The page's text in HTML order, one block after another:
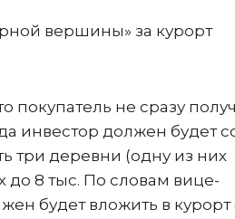
вершины» за курорт
покупатель не сразу
инвестор должен будет
три деревни (одну из них
до 8 тыс. По словам вице-
будет вложить в